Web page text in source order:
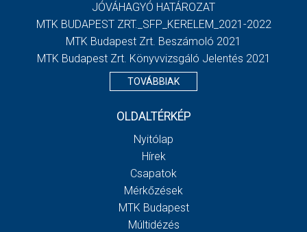
JÓVÁHAGYÓ HATÁROZAT
MTK BUDAPEST ZRT._SFP_KERELEM_2021-2022
MTK Budapest Zrt. Beszámoló 2021
MTK Budapest Zrt. Könyvvizsgáló Jelentés 2021
TOVÁBBIAK
OLDALTÉRKÉP
Nyitólap
Hírek
Csapatok
Mérkőzések
MTK Budapest
Múltidézés